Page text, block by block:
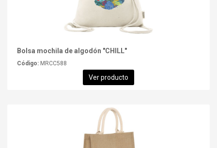
Bolsa mochila de algodón "CHILL"
Código: MRCC588
Ver producto